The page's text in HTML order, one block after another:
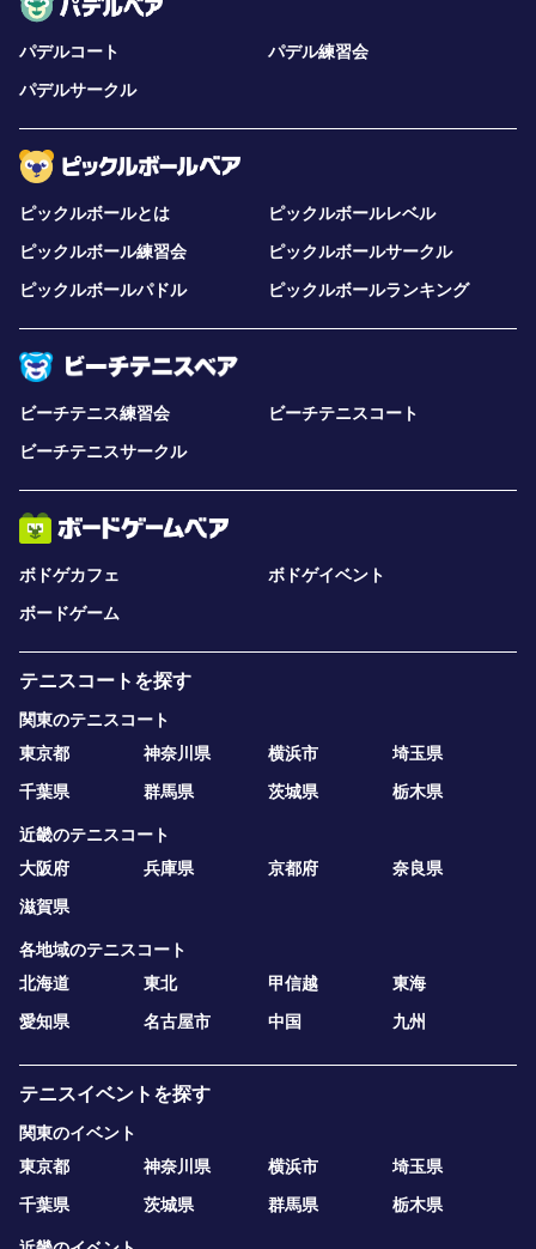
パデルコート
パデル練習会
パデルサークル
ピックルボールとは
ピックルボールレベル
ピックルボール練習会
ピックルボールサークル
ピックルボールパドル
ピックルボールランキング
ビーチテニス練習会
ビーチテニスコート
ビーチテニスサークル
ボドゲカフェ
ボドゲイベント
ボードゲーム
テニスコートを探す
関東のテニスコート
東京都
神奈川県 横浜市
埼玉県
千葉県
群馬県 茨城県 栃木県
近畿のテニスコート
大阪府
兵庫県 京都府
奈良県
滋賀県
各地域のテニスコート
北海道
東北 甲信越
東海
愛知県
名古屋市 中国 九州
テニスイベントを探す
関東のイベント
東京都
神奈川県 横浜市
埼玉県
千葉県
茨城県 群馬県 栃木県